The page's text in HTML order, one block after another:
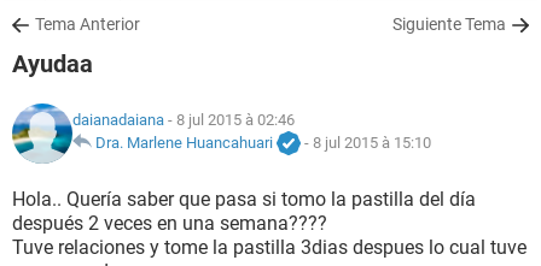
SALUD
FAMILIA
NUTRICIÓN
BIENESTAR
Tema Anterior Siguiente Tema
Ayudaa
daianadaiana - 8 jul 2015 à 02:46
Dra. Marlene Huancahuari
- 8 jul 2015 à 15:10
Hola.. Quería saber que pasa si tomo la pastilla del día
después 2 veces en una semana????
Tuve relaciones y tome la pastilla 3dias despues lo cual tuve